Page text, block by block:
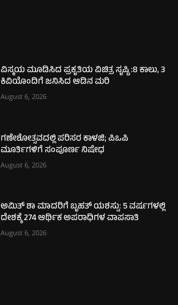
ವಿಸ್ಮಯ ಮೂಡಿಸಿದ ಪ್ರಕೃತಿಯ ವಿಚಿತ್ರ ಸೃಷ್ಟಿ :8 ಕಾಲು, 3
ಕಿವಿಯೊಂದಿಗೆ ಜನಿಸಿದ ಆಡಿನ ಮರಿ
August 6, 2026
ಗಣೇಶೋತ್ಸವದಲ್ಲಿ ಪರಿಸರ ಕಾಳಜಿ; ಪಿಒಪಿ
ಮೂರ್ತಿಗಳಿಗೆ ಸಂಪೂರ್ಣ ನಿಷೇಧ
August 6, 2026
ಅಮಿತ್ ಶಾ ಮಾದರಿಗೆ ಬೃಹತ್ ಯಶಸ್ಸು: 5 ವರ್ಷಗಳಲ್ಲಿ
ದೇಶಕ್ಕೆ 274 ಆರ್ಥಿಕ ಅಪರಾಧಿಗಳ ವಾಪಸಾತಿ
August 6, 2026